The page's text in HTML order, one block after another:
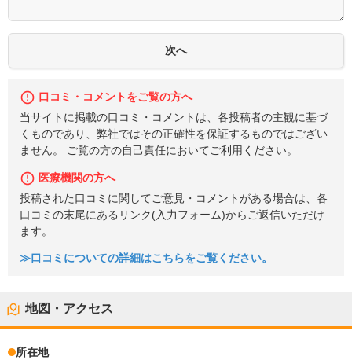
口コミ・コメントをご覧の方へ
当サイトに掲載の口コミ・コメントは、各投稿者の主観に基づ
くものであり、弊社ではその正確性を保証するものではござい
ません。 ご覧の方の自己責任においてご利用ください。
医療機関の方へ
投稿された口コミに関してご意見・コメントがある場合は、各
口コミの末尾にあるリンク(入力フォーム)からご返信いただけ
ます。
≫口コミについての詳細はこちらをご覧ください。
地図・アクセス
所在地